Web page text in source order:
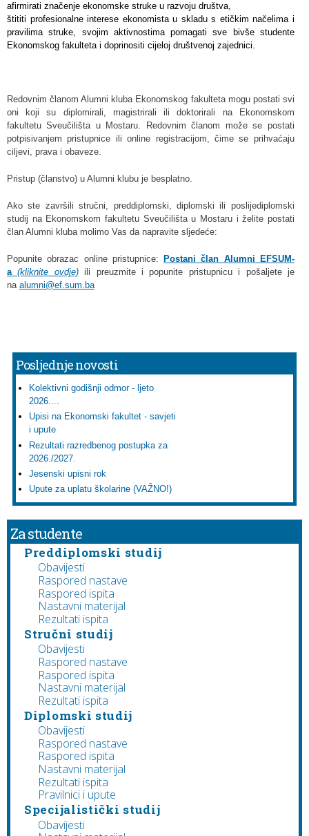
afirmirati značenje ekonomske struke u razvoju društva,
štititi profesionalne interese ekonomista u skladu s etičkim načelima i
pravilima struke, svojim aktivnostima pomagati sve bivše studente
Ekonomskog fakulteta i doprinositi cijeloj društvenoj zajednici.
Redovnim članom Alumni kluba Ekonomskog fakulteta mogu postati svi
oni koji su diplomirali, magistrirali ili doktorirali na Ekonomskom
fakultetu Sveučilišta u Mostaru. Redovnim članom može se postati
potpisivanjem pristupnice ili online registracijom, čime se prihvaćaju
ciljevi, prava i obaveze.
Pristup (članstvo) u Alumni klubu je besplatno.
Ako ste završili stručni, preddiplomski, diplomski ili poslijediplomski
studij na Ekonomskom fakultetu Sveučilišta u Mostaru i želite postati
član Alumni kluba molimo Vas da napravite sljedeće:
Popunite obrazac online pristupnice:
Postani član Alumni EFSUM-
a(kliknite ovdje)ili preuzmite i popunite pristupnicu i pošaljete je
na alumni@ef.sum.ba
Posljednje novosti
Kolektivni godišnji odmor - ljeto
2026....
Upisi na Ekonomski fakultet - savjeti
i upute
Rezultati razredbenog postupka za
2026./2027.
Jesenski upisni rok
Upute za uplatu školarine (VAŽNO!)
Za studente
Preddiplomski studij
Obavijesti
Raspored nastave
Raspored ispita
Nastavni materijal
Rezultati ispita
Stručni studij
Obavijesti
Raspored nastave
Raspored ispita
Nastavni materijal
Rezultati ispita
Diplomski studij
Obavijesti
Raspored nastave
Raspored ispita
Nastavni materijal
Rezultati ispita
Pravilnici i upute
Specijalistički studij
Obavijesti